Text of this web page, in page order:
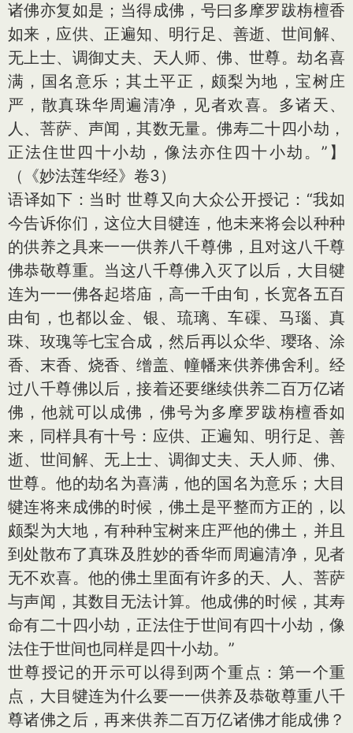
诸佛亦复如是；当得成佛，号曰多摩罗跋栴檀香
如来，应供、正遍知、明行足、善逝、世间解、
无上士、调御丈夫、天人师、佛、世尊。劫名喜
满，国名意乐；其土平正，颇梨为地，宝树庄
严，散真珠华周遍清净，见者欢喜。多诸天、
人、菩萨、声闻，其数无量。佛寿二十四小劫，
正法住世四十小劫，像法亦住四十小劫。”】
（《妙法莲华经》卷3）
语译如下：当时 世尊又向大众公开授记：“我如
今告诉你们，这位大目犍连，他未来将会以种种
的供养之具来一一供养八千尊佛，且对这八千尊
佛恭敬尊重。当这八千尊佛入灭了以后，大目犍
连为一一佛各起塔庙，高一千由旬，长宽各五百
由旬，也都以金、银、琉璃、车磲、马瑙、真
珠、玫瑰等七宝合成，然后再以众华、璎珞、涂
香、末香、烧香、缯盖、幢幡来供养佛舍利。经
过八千尊佛以后，接着还要继续供养二百万亿诸
佛，他就可以成佛，佛号为多摩罗跋栴檀香如
来，同样具有十号：应供、正遍知、明行足、善
逝、世间解、无上士、调御丈夫、天人师、佛、
世尊。他的劫名为喜满，他的国名为意乐；大目
犍连将来成佛的时候，佛土是平整而方正的，以
颇梨为大地，有种种宝树来庄严他的佛土，并且
到处散布了真珠及胜妙的香华而周遍清净，见者
无不欢喜。他的佛土里面有许多的天、人、菩萨
与声闻，其数目无法计算。他成佛的时候，其寿
命有二十四小劫，正法住于世间有四十小劫，像
法住于世间也同样是四十小劫。”
世尊授记的开示可以得到两个重点：第一个重
点，大目犍连为什么要一一供养及恭敬尊重八千
尊诸佛之后，再来供养二百万亿诸佛才能成佛？